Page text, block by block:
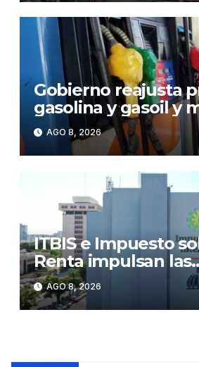
Gobierno reajusta
gasolina y gasoil y
congelado el GLP
AGO 8, 2026
ITBIS e Impuesto
Renta impulsan las
recaudaciones de
superan los
millones en julio
AGO 8, 2026